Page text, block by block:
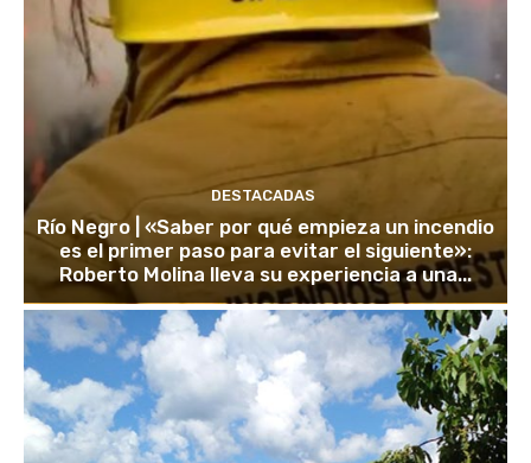
DESTACADAS
Río Negro | «Saber por qué empieza un incendio
es el primer paso para evitar el siguiente»:
Roberto Molina lleva su experiencia a una...